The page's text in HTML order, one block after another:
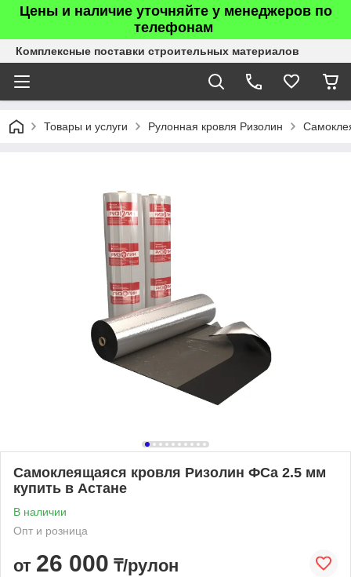
Цены и наличие уточняйте у менеджеров по
телефонам
Комплексные поставки строительных материалов
Товары и услуги Рулонная кровля Ризолин
Самоклеящаяся кровля Ризолин ФСа 2.5 мм
купить в Астане
В наличии
Опт и розница
от 26 000 ₸/рулон